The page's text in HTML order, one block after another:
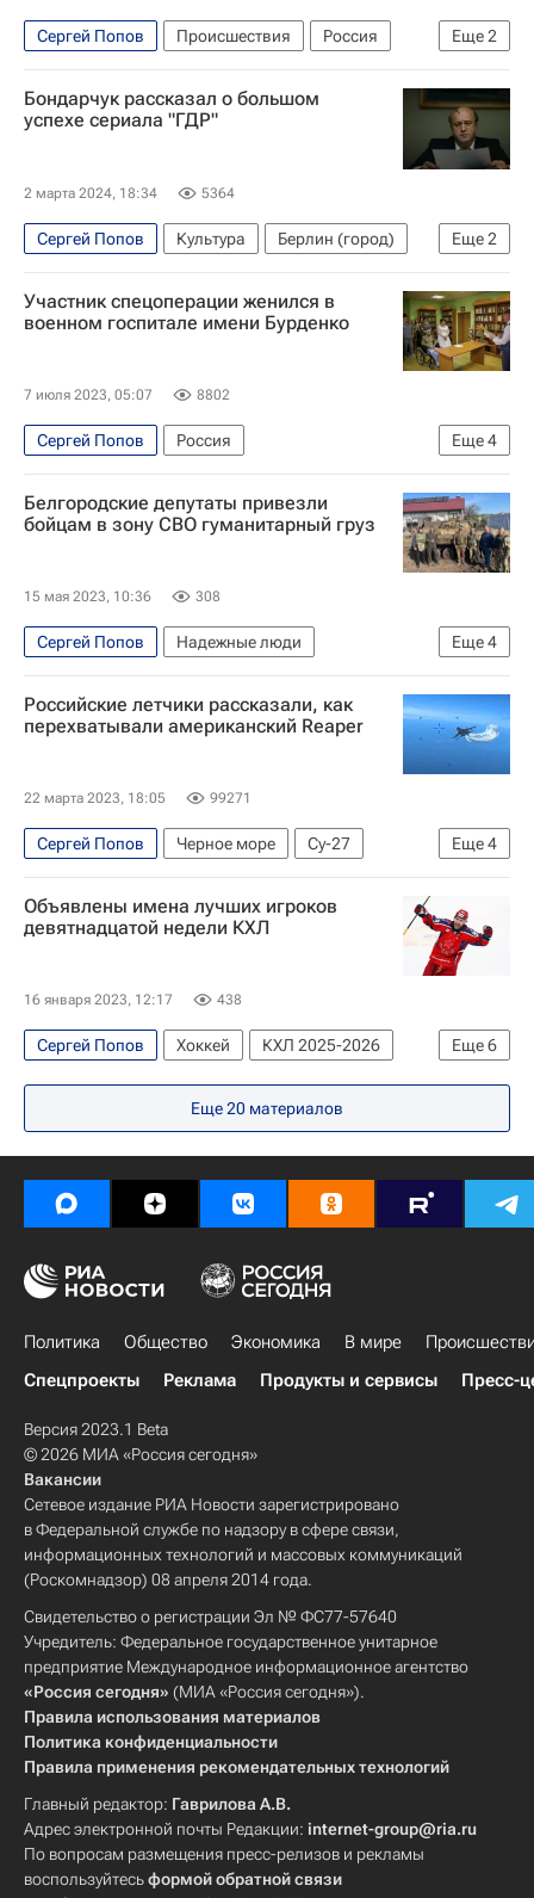
Еще2
Сергей Попов Происшествия
Россия
Запорожская область
Генеральная прокуратура РФ
Бондарчук рассказал о большом
успехе сериала "ГДР"
2 марта 2024, 18:34 5364
Еще2
Сергей Попов Культура
Берлин (город)
Федор Бондарчук
Александр Нечаев
Участник спецоперации женился в
военном госпитале имени Бурденко
7 июля 2023, 05:07 8802
Еще4
Сергей Попов
Россия
Московская область (Подмосковье)
Москва
Андрей Воробьев
Сергей Шойгу
Белгородские депутаты привезли
бойцам в зону СВО гуманитарный груз
15 мая 2023, 10:36 308
Еще4
Сергей Попов
Надежные люди
Белгородская областная Дума
Белгород
Луганская Народная Республика
Общество
Российские летчики рассказали, как
перехватывали американский Reaper
22 марта 2023, 18:05 99271
Еще4
Сергей Попов Черное море
Су-27
Россия
США
В мире
Инцидент с американским беспилотником над Черным морем
Объявлены имена лучших игроков
девятнадцатой недели КХЛ
16 января 2023, 12:17 438
Еще6
Сергей Попов Хоккей
КХЛ 2025-2026
Регулярный чемпионат КХЛ
Металлург (Магнитогорск)
Трактор
Никита Нестеров
Сергей Мыльников
ХК Сочи
Еще20 материалов
Политика Общество Экономика В мире
Спецпроекты
Реклама Продукты и сервисы Пресс-
Версия 2023.1 Beta
© 2026 МИА «Россия сегодня»
Вакансии
Сетевое издание РИА Новости зарегистрировано
в Федеральной службе по надзору в сфере связи,
информационных технологий и массовых коммуникаций
(Роскомнадзор) 08 апреля 2014 года.
Свидетельство о регистрации Эл № ФС77-57640
Учредитель: Федеральное государственное унитарное
предприятие Международное информационное агентство
«Россия сегодня» (МИА «Россия сегодня»).
Правила использования материалов
Политика конфиденциальности
Правила применения рекомендательных технологий
Главный редактор: Гаврилова А.В.
Адрес электронной почты Редакции: internet-group@ria.ru
По вопросам размещения пресс-релизов и рекламы
воспользуйтесьформой обратной связи